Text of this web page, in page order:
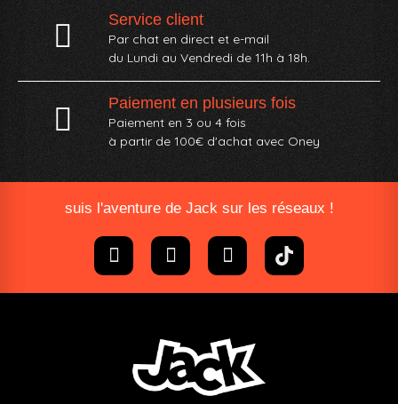
Service client
Par chat en direct et e-mail
du Lundi au Vendredi de 11h à 18h.
Paiement en plusieurs fois
Paiement en 3 ou 4 fois
à partir de 100€ d'achat avec Oney​
suis l'aventure de Jack sur les réseaux !